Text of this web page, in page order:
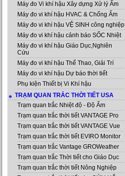
Máy đo Vi khí hậu Xây dựng Xử lý Ẩm
Máy đo vi khí hậu HVAC & Chống Ẩm
Máy đo vi khí hậu VỆ SINH công nghiệp
Máy đo vi khí hậu cảnh báo SỐC Nhiệt
Máy đo vi khí hậu Giáo Dục,Nghiên
Cứu
Máy đo vi khí hậu Thể Thao, Giải Trí
Máy đo vi khí hậu Dự báo thời tiết
Phụ kiện Thiết bị Vi Khí hậu
TRẠM QUAN TRẮC THỜI TIẾT USA
Trạm quan trắc Nhiệt độ - Độ Ẩm
Trạm quan trắc thời tiết VANTAGE Pro
Trạm quan trắc thời tiết VANTAGE Vue
Trạm quan trắc thời tiết EVIRO Monitor
Trạm quan trắc Vantage GROWeather
Trạm quan trắc Thời tiết cho Giáo Dục
Trạm quan trắc thời tiết Nông Nghiệp